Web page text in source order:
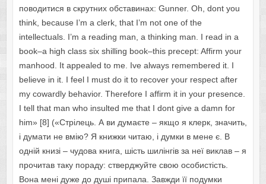
поводитися в скрутних обставинах: Gunner. Oh, dont you
think, because I’m a clerk, that I’m not one of the
intellectuals. I’m a reading man, a thinking man. I read in a
book–a high class six shilling book–this precept: Affirm your
manhood. It appealed to me. Ive always remembered it. I
believe in it. I feel I must do it to recover your respect after
my cowardly behavior. Therefore I affirm it in your presence.
I tell that man who insulted me that I dont give a damn for
him» [8] («Стрілець. А ви думаєте – якщо я клерк, значить,
і думати не вмію? Я книжки читаю, і думки в мене є. В
одній книзі – чудова книга, шість шилінгів за неї виклав – я
прочитав таку пораду: стверджуйте свою особистість.
Вона мені дуже до душі припала. Завжди її подумки